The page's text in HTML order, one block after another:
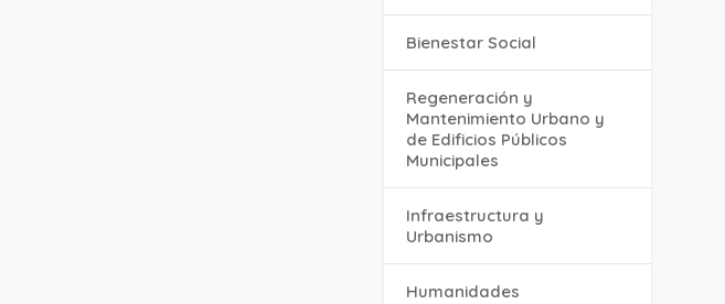
Bienestar Social
Regeneración y
Mantenimiento Urbano y
de Edificios Públicos
Municipales
Infraestructura y
Urbanismo
Humanidades